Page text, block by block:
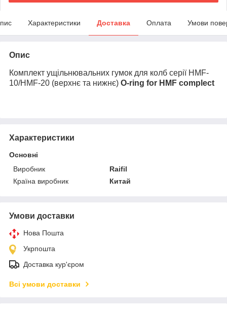
Характеристики Доставка Оплата Умови
Опис
Комплект ущільнювальних гумок для колб серії HMF-
10/HMF-20 (верхнє та нижнє) O-ring for HMF complect
Характеристики
Основні
Виробник
Raifil
Країна виробник
Китай
Умови доставки
Нова Пошта
Укрпошта
Доставка кур'єром
Всі умови доставки